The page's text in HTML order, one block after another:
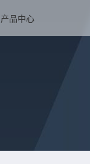
产品中心